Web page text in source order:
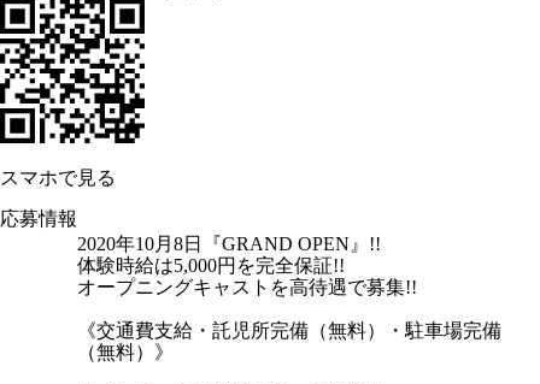
スマホで見る
応募情報
2020年10月8日『GRAND OPEN』!!
体験時給は5,000円を完全保証!!
オープニングキャストを高待遇で募集!!
《交通費支給・託児所完備（無料）・駐車場完備
（無料）》